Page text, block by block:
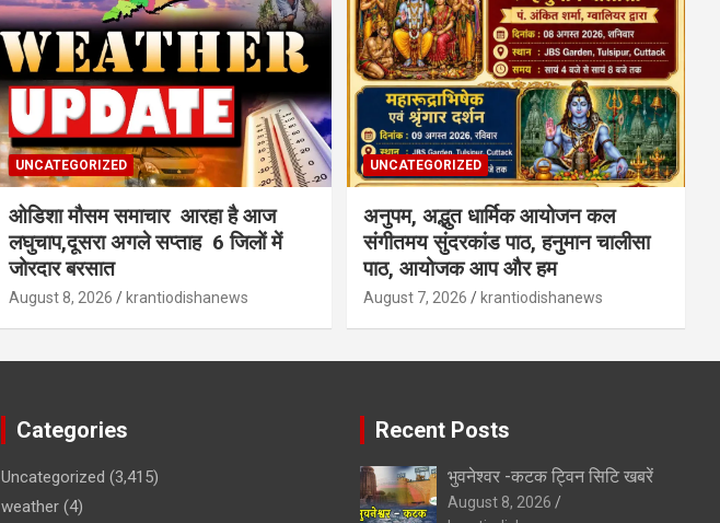
UNCATEGORIZED
ओडिशा मौसम समाचार आरहा है आज
लघुचाप,दूसरा अगले सप्ताह 6 जिलों में
जोरदार बरसात
August 8, 2026 krantiodishanews
UNCATEGORIZED
अनुपम, अद्भुत धार्मिक आयोजन कल
संगीतमय सुंदरकांड पाठ, हनुमान चालीसा
पाठ, आयोजक आप और हम
August 7, 2026 krantiodishanews
Categories
Uncategorized (3,415)
weather (4)
Recent Posts
भुवनेश्वर -कटक ट्विन सिटि खबरें
August 8, 2026